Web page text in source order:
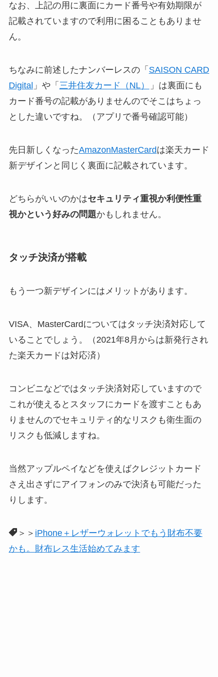
なお、上記の用に裏面にカード番号や有効期限が
記載されていますので利用に困ることもありませ
ん。
ちなみに前述したナンバーレスの「 SAISON CARD
Digital 」や「 三井住友カード（NL）
」は裏面にも
カード番号の記載がありませんのでそこはちょっ
とした違いですね。（アプリで番号確認可能）
先日新しくなったAmazonMasterCardは楽天カード
新デザインと同じく裏面に記載されています。
どちらがいいのかはセキュリティ重視か利便性重
視かという好みの問題かもしれません。
タッチ決済が搭載
もう一つ新デザインにはメリットがあります。
VISA、MasterCardについてはタッチ決済対応して
いることでしょう。（2021年8月からは新発行され
た楽天カードは対応済）
コンビニなどではタッチ決済対応していますので
これが使えるとスタッフにカードを渡すこともあ
りませんのでセキュリティ的なリスクも衛生面の
リスクも低減しますね。
当然アップルペイなどを使えばクレジットカード
さえ出さずにアイフォンのみで決済も可能だった
りします。
＞＞ iPhone＋レザーウォレットでもう財布不要
かも。財布レス生活始めてみます